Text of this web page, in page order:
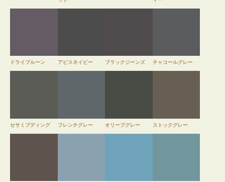
ドライプルーン アビスネイビー ブラックジーンズ チャコールグレー
セサミプディング フレンチグレー オリーブグレー ストックグレー